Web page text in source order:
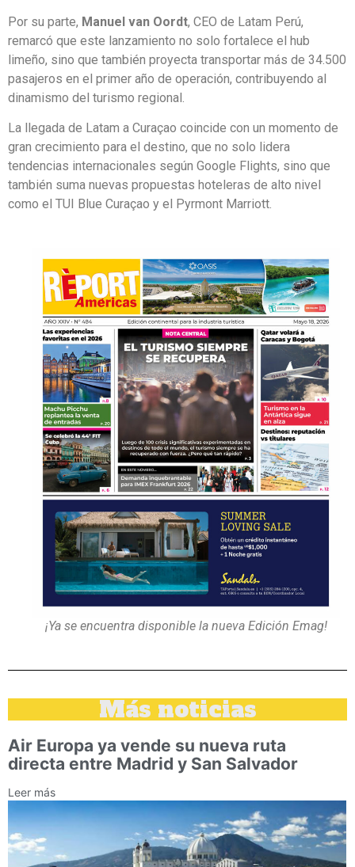
Por su parte, Manuel van Oordt, CEO de Latam Perú,
remarcó que este lanzamiento no solo fortalece el hub
limeño, sino que también proyecta transportar más de 34.500
pasajeros en el primer año de operación, contribuyendo al
dinamismo del turismo regional.
La llegada de Latam a Curaçao coincide con un momento de
gran crecimiento para el destino, que no solo lidera
tendencias internacionales según Google Flights, sino que
también suma nuevas propuestas hoteleras de alto nivel
como el TUI Blue Curaçao y el Pyrmont Marriott.
¡Ya se encuentra disponible la nueva Edición Emag!
Más noticias
Air Europa ya vende su nueva ruta
directa entre Madrid y San Salvador
Leer más